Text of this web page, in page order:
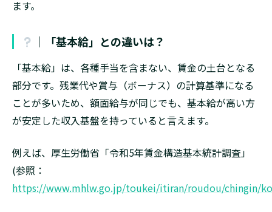
ます。
│「基本給」との違いは？
「基本給」は、各種手当を含まない、賃金の土台となる
部分です。残業代や賞与（ボーナス）の計算基準になる
ことが多いため、額面給与が同じでも、基本給が高い方
が安定した収入基盤を持っていると言えます。
例えば、厚生労働省「令和5年賃金構造基本統計調査」
(参照：
https://www.mhlw.go.jp/toukei/itiran/roudou/chingin/